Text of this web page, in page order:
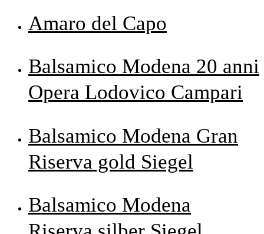
Amaro del Capo
Balsamico Modena 20 anni
Opera Lodovico Campari
Balsamico Modena Gran
Riserva gold Siegel
Balsamico Modena